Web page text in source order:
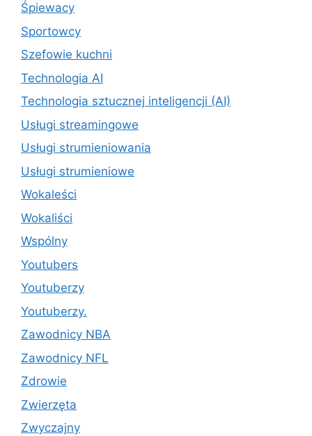
Śpiewacy
Sportowcy
Szefowie kuchni
Technologia AI
Technologia sztucznej inteligencji (AI)
Usługi streamingowe
Usługi strumieniowania
Usługi strumieniowe
Wokaleści
Wokaliści
Wspólny
Youtubers
Youtuberzy
Youtuberzy.
Zawodnicy NBA
Zawodnicy NFL
Zdrowie
Zwierzęta
Zwyczajny